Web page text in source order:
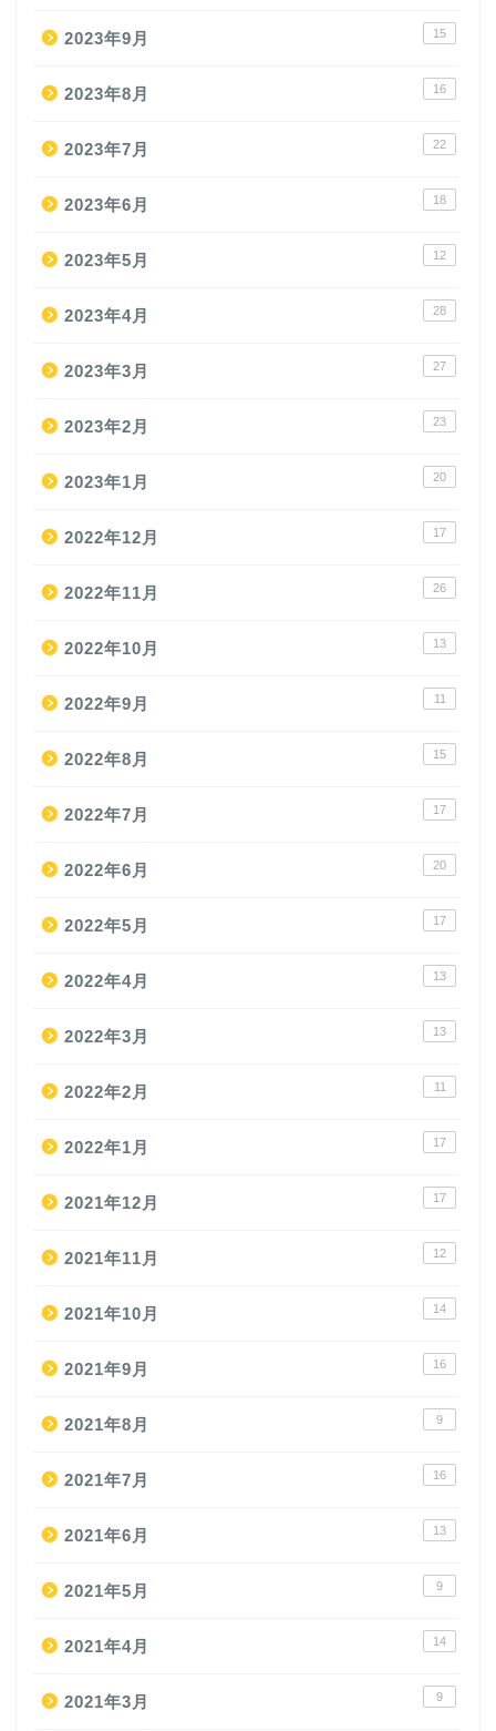
2023年9月 15
2023年8月 16
2023年7月 22
2023年6月 18
2023年5月 12
2023年4月 28
2023年3月 27
2023年2月 23
2023年1月 20
2022年12月 17
2022年11月 26
2022年10月 13
2022年9月 11
2022年8月 15
2022年7月 17
2022年6月 20
2022年5月 17
2022年4月 13
2022年3月 13
2022年2月 11
2022年1月 17
2021年12月 17
2021年11月 12
2021年10月 14
2021年9月 16
2021年8月 9
2021年7月 16
2021年6月 13
2021年5月 9
2021年4月 14
2021年3月 9